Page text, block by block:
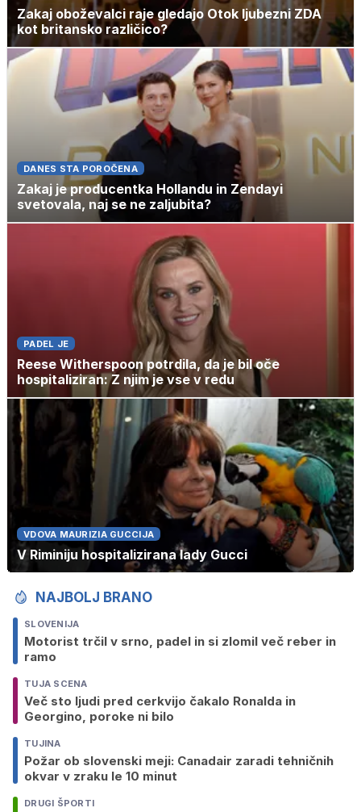
Zakaj oboževalci raje gledajo Otok ljubezni ZDA
kot britansko različico?
DANES STA POROČENA
Zakaj je producentka Hollandu in Zendayi
svetovala, naj se ne zaljubita?
PADEL JE
Reese Witherspoon potrdila, da je bil oče
hospitaliziran: Z njim je vse v redu
VDOVA MAURIZIA GUCCIJA
V Riminiju hospitalizirana lady Gucci
NAJBOLJ BRANO
SLOVENIJA
Motorist trčil v srno, padel in si zlomil več reber in
ramo
TUJA SCENA
Več sto ljudi pred cerkvijo čakalo Ronalda in
Georgino, poroke ni bilo
TUJINA
Požar ob slovenski meji: Canadair zaradi tehničnih
okvar v zraku le 10 minut
DRUGI ŠPORTI